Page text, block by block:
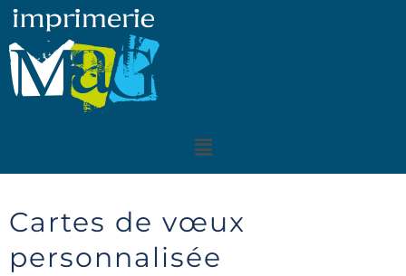
Aller
contenu
Menu
Cartes de vœux
personnalisée